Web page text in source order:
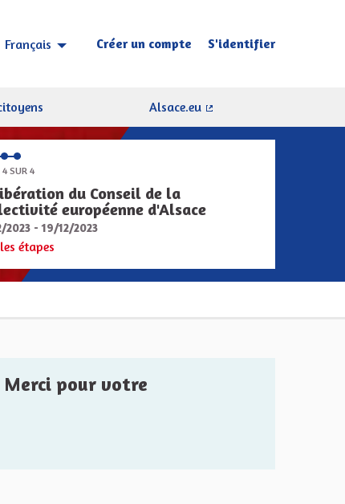
Français Choisir la langue Sprache wählen
Créer un compte S'identifier
Alsace.eu
4 SUR 4
du Conseil de la
européenne d'Alsace
2023 - 19/12/2023
étapes
pour votre